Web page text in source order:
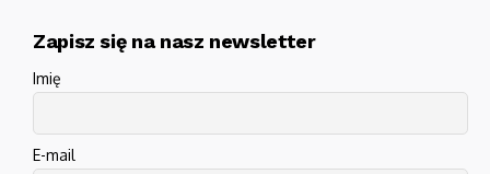
Zapisz się na nasz newsletter
Imię
E-mail